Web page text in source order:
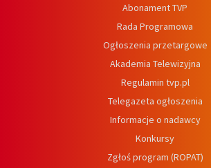
Abonament TVP
Rada Programowa
Ogłoszenia przetargowe
Akademia Telewizyjna
Regulamin tvp.pl
Telegazeta ogłoszenia
Informacje o nadawcy
Konkursy
Zgłoś program (ROPAT)